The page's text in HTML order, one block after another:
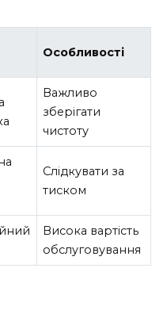
Особливості
Важливо
зберігати
чистоту
Слідкувати за
тиском
Висока вартість
обслуговування